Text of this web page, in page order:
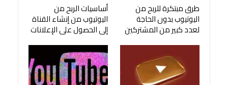
طرق مبتكرة للربح من
اليوتيوب بدون الحاجة
لعدد كبير من المشتركين
أساسيات الربح من
اليوتيوب من إنشاء القناة
إلى الحصول على الإعلانات